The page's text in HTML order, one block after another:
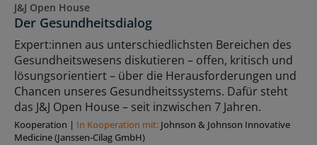
J&J Open House
Der Gesundheitsdialog
Expert:innen aus unterschiedlichsten Bereichen des
Gesundheitswesens diskutieren – offen, kritisch und
lösungsorientiert – über die Herausforderungen und
Chancen unseres Gesundheitssystems. Dafür steht
das J&J Open House – seit inzwischen 7 Jahren.
Kooperation | In Kooperation mit: Johnson & Johnson Innovative
Medicine (Janssen-Cilag GmbH)